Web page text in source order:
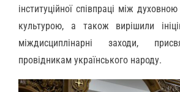
інституційної співпраці між
культурою, а також вирішили
міждисциплінарні заходи,
провідникам українського народу.